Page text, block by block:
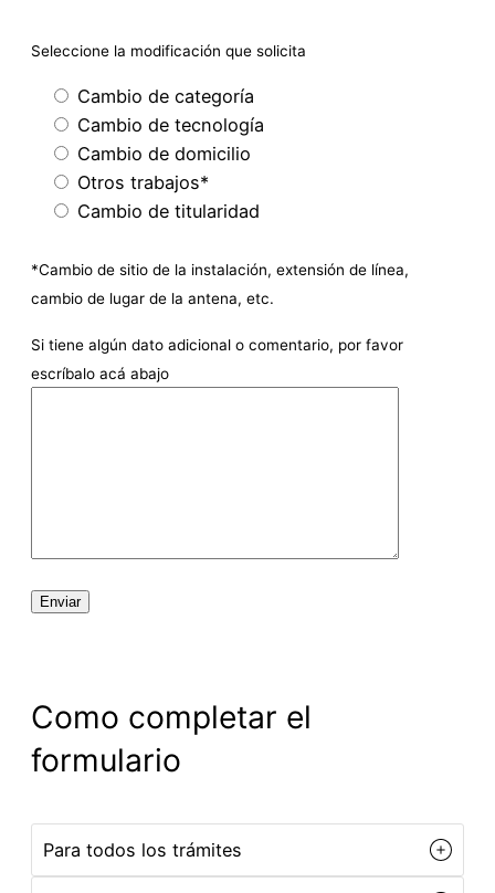
Seleccione la modificación que solicita
Cambio de categoría
Cambio de tecnología
Cambio de domicilio
Otros trabajos*
Cambio de titularidad
*Cambio de sitio de la instalación, extensión de línea,
cambio de lugar de la antena, etc.
Si tiene algún dato adicional o comentario, por favor
escríbalo acá abajo
Como completar el
formulario
Para todos los trámites